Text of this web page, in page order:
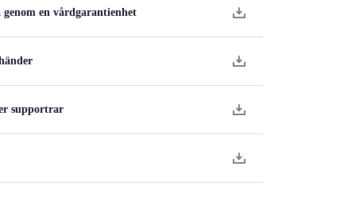
en vårdgarantienhet
supportrar